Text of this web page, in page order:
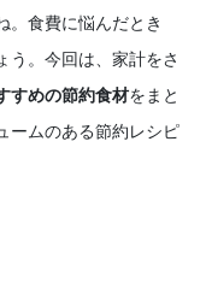
。食費に悩んだとき
う。今回は、家計をさ
すめの節約食材をまと
ームのある節約レシピ